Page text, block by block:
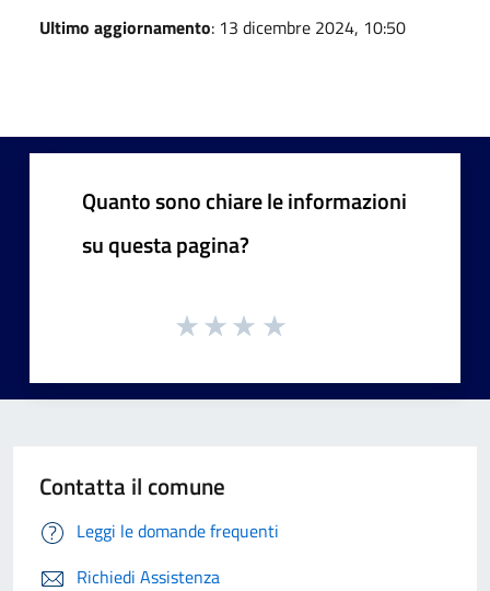
Ultimo aggiornamento: 13 dicembre 2024, 10:50
Quanto sono chiare le informazioni
su questa pagina?
Contatta il comune
Leggi le domande frequenti
Richiedi Assistenza